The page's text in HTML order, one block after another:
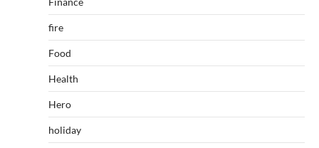
fire
Food
Health
Hero
holiday